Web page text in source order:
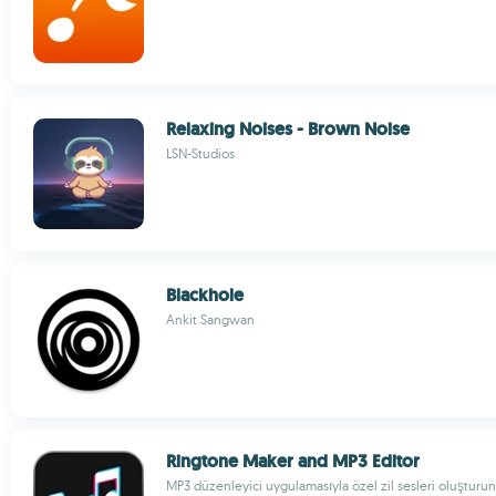
Relaxing Noises - Brown Noise
LSN-Studios
Blackhole
Ankit Sangwan
Ringtone Maker and MP3 Editor
MP3 düzenleyici uygulamasıyla özel zil sesleri oluşturun